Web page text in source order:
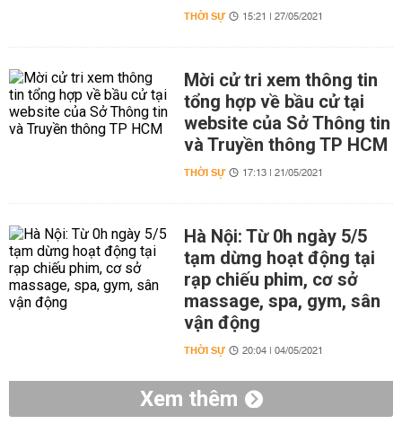
THỜI SỰ 15:21 | 27/05/2021
Mời cử tri xem thông tin
tổng hợp về bầu cử tại
website của Sở Thông tin
và Truyền thông TP HCM
THỜI SỰ 17:13 | 21/05/2021
Hà Nội: Từ 0h ngày 5/5
tạm dừng hoạt động tại
rạp chiếu phim, cơ sở
massage, spa, gym, sân
vận động
THỜI SỰ 20:04 | 04/05/2021
Xem thêm